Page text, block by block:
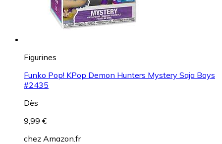
Figurines
Funko Pop! KPop Demon Hunters Mystery Saja Boys
#2435
Dès
9,99 €
chez Amazon.fr